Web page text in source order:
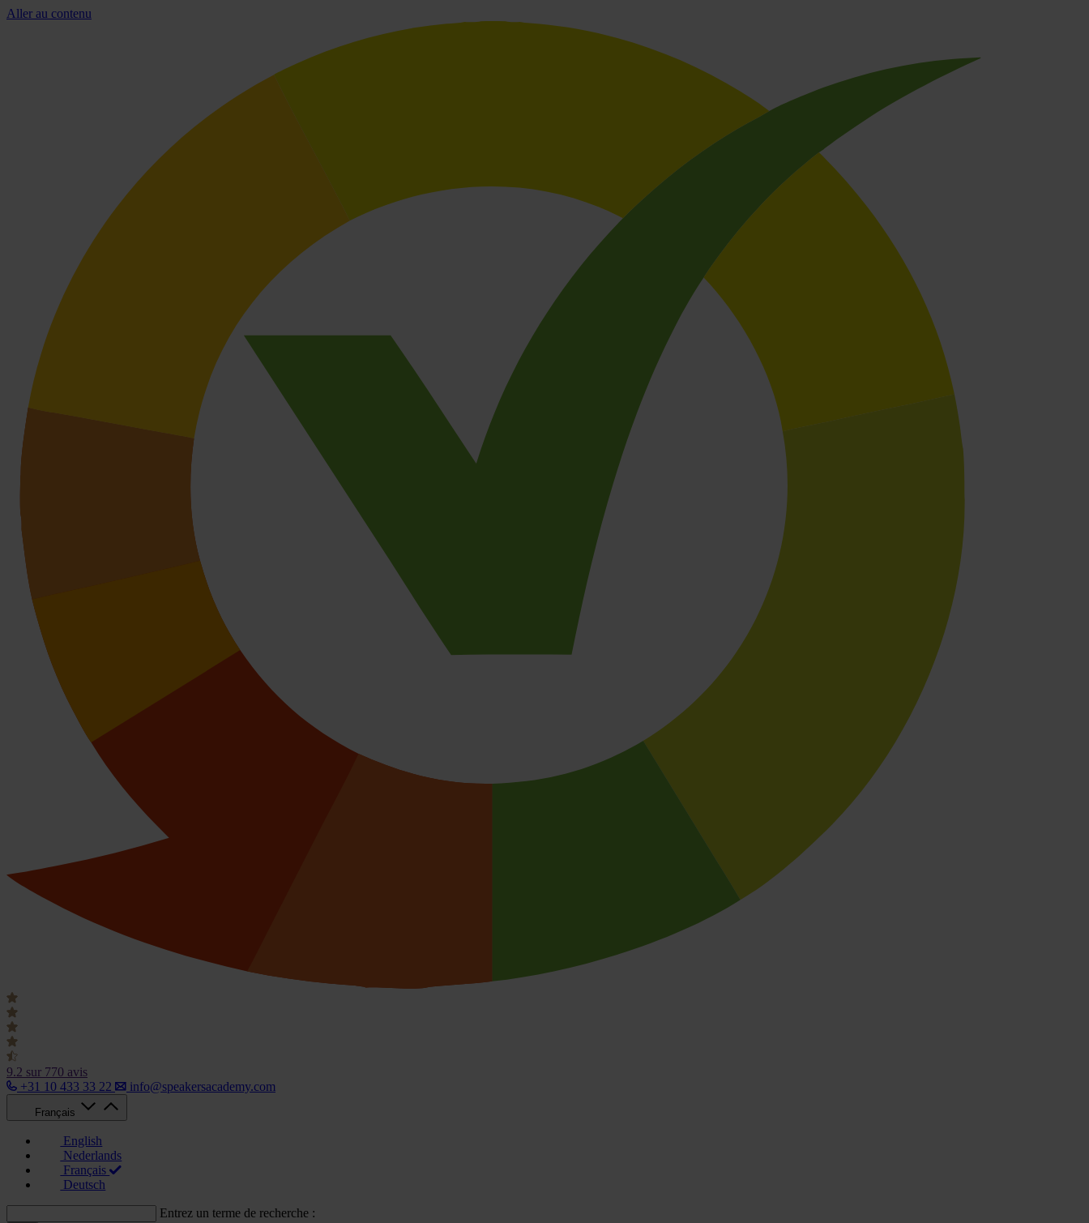
Aller au contenu
9.2 sur 770 avis
+31 10 433 33 22
info@speakersacademy.com
Français
English
Nederlands
Français
Deutsch
Entrez un terme de recherche :